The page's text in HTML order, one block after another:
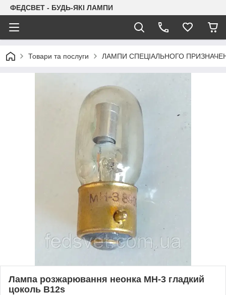
ФЕДСВЕТ - БУДЬ-ЯКІ ЛАМПИ
Товари та послуги ЛАМПИ СПЕЦІАЛЬНОГО
Лампа розжарювання неонка МН-3 гладкий
цоколь B12s